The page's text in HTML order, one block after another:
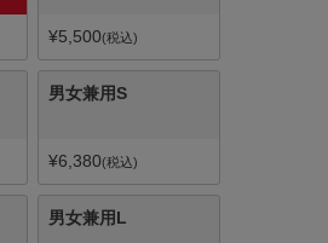
¥5,500 税込
男女兼用S
¥6,380 税込
男女兼用L